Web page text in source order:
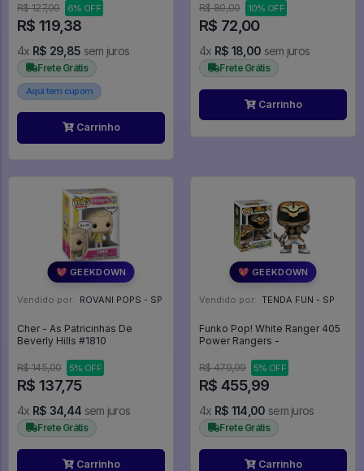
R$ 127,00
6% OFF
R$ 119,38
4x R$ 29,85 sem juros
Frete Grátis
Aqui tem cupom
Carrinho
R$ 80,00 10% OFF
R$ 72,00
4x R$ 18,00 sem juros
Frete Grátis
Carrinho
💖 GEEKDOWN
Vendido por: ROVANI POPS - SP
Cher - As Patricinhas De
Beverly Hills #1810
R$ 145,00 5% OFF
R$ 137,75
4x R$ 34,44 sem juros
Frete Grátis
Carrinho
💖 GEEKDOWN
Vendido por: TENDA FUN - SP
Funko Pop! White Ranger 405
Power Rangers -
R$ 479,99 5% OFF
R$ 455,99
4x R$ 114,00 sem juros
Frete Grátis
Carrinho